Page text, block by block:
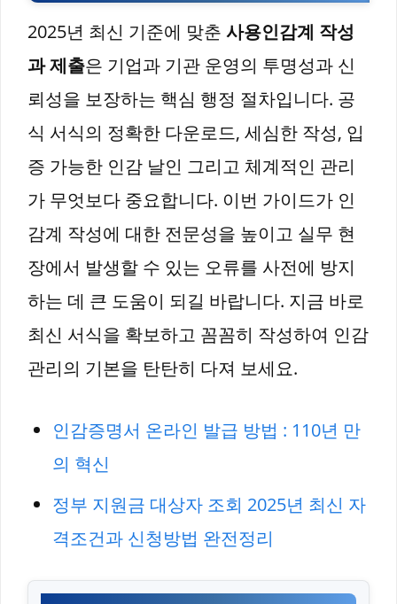
2025년 최신 기준에 맞춘 사용인감계 작성
과 제출은 기업과 기관 운영의 투명성과 신
뢰성을 보장하는 핵심 행정 절차입니다. 공
식 서식의 정확한 다운로드, 세심한 작성, 입
증 가능한 인감 날인 그리고 체계적인 관리
가 무엇보다 중요합니다. 이번 가이드가 인
감계 작성에 대한 전문성을 높이고 실무 현
장에서 발생할 수 있는 오류를 사전에 방지
하는 데 큰 도움이 되길 바랍니다. 지금 바로
최신 서식을 확보하고 꼼꼼히 작성하여 인감
관리의 기본을 탄탄히 다져 보세요.
인감증명서 온라인 발급 방법 : 110년 만
의 혁신
정부 지원금 대상자 조회 2025년 최신 자
격조건과 신청방법 완전정리